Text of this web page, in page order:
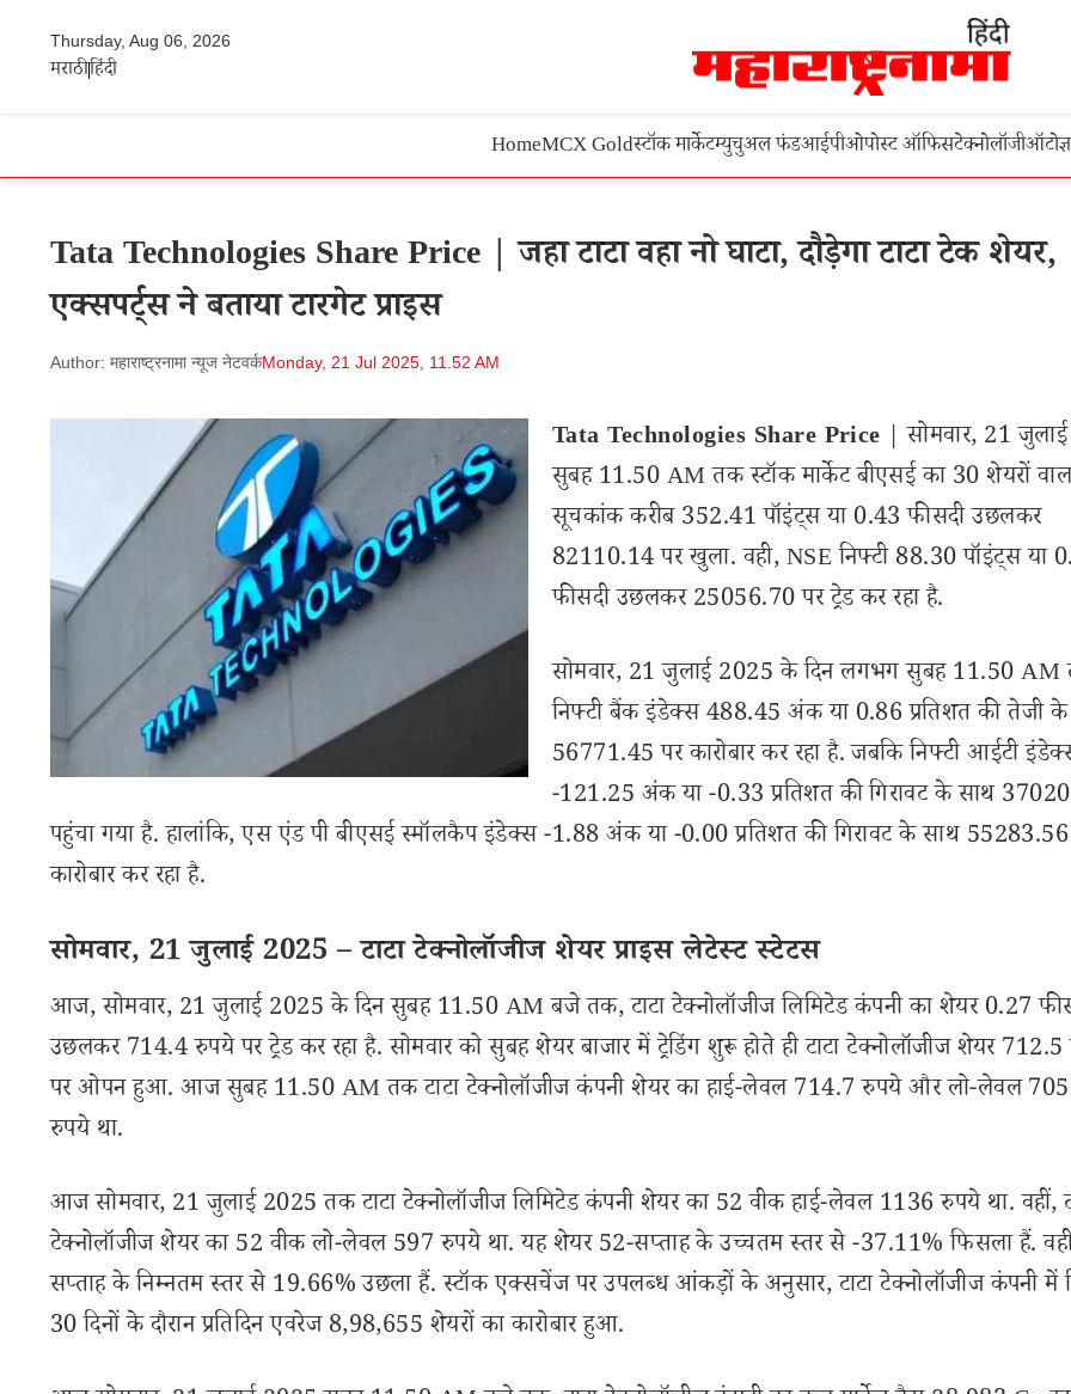
Thursday, Aug 06, 2026
मराठीहिंदी
HomeMCX Goldस्टॉक मार्केटम्युचुअल फंडआईपीओपोस्ट ऑफिसटेक्नोलॉजीऑटो
Tata Technologies Share Price | जहा टाटा वहा नो घाटा, दौड़ेगा टाटा टेक शेयर,
एक्सपर्ट्स ने बताया टारगेट प्राइस
Author: महाराष्ट्रनामा न्यूज नेटवर्कMonday, 21 Jul 2025, 11.52 AM
Tata Technologies Share Price | सोमवार, 21
सुबह 11.50 AM तक स्टॉक मार्केट बीएसई का 30 शेयरों
सूचकांक करीब 352.41 पॉइंट्स या 0.43 फीसदी उछलकर
82110.14 पर खुला. वही, NSE निफ्टी 88.30 पॉइंट्स या
फीसदी उछलकर 25056.70 पर ट्रेड कर रहा है.
सोमवार, 21 जुलाई 2025 के दिन लगभग सुबह 11.50
निफ्टी बैंक इंडेक्स 488.45 अंक या 0.86 प्रतिशत की तेजी
56771.45 पर कारोबार कर रहा है. जबकि निफ्टी आईटी
-121.25 अंक या -0.33 प्रतिशत की गिरावट के साथ
पहुंचा गया है. हालांकि, एस एंड पी बीएसई स्मॉलकैप इंडेक्स -1.88 अंक या -0.00 प्रतिशत की गिरावट के साथ
कारोबार कर रहा है.
सोमवार, 21 जुलाई 2025 – टाटा टेक्नोलॉजीज शेयर प्राइस लेटेस्ट स्टेटस
आज, सोमवार, 21 जुलाई 2025 के दिन सुबह 11.50 AM बजे तक, टाटा टेक्नोलॉजीज लिमिटेड कंपनी का शेयर 0.27
उछलकर 714.4 रुपये पर ट्रेड कर रहा है. सोमवार को सुबह शेयर बाजार में ट्रेडिंग शुरू होते ही टाटा टेक्नोलॉजीज शेयर
पर ओपन हुआ. आज सुबह 11.50 AM तक टाटा टेक्नोलॉजीज कंपनी शेयर का हाई-लेवल 714.7 रुपये और लो-लेवल
रुपये था.
आज सोमवार, 21 जुलाई 2025 तक टाटा टेक्नोलॉजीज लिमिटेड कंपनी शेयर का 52 वीक हाई-लेवल 1136 रुपये था. वहीं,
टेक्नोलॉजीज शेयर का 52 वीक लो-लेवल 597 रुपये था. यह शेयर 52-सप्ताह के उच्चतम स्तर से -37.11% फिसला हैं.
सप्ताह के निम्नतम स्तर से 19.66% उछला हैं. स्टॉक एक्सचेंज पर उपलब्ध आंकड़ों के अनुसार, टाटा टेक्नोलॉजीज कंपनी में
30 दिनों के दौरान प्रतिदिन एवरेज 8,98,655 शेयरों का कारोबार हुआ.